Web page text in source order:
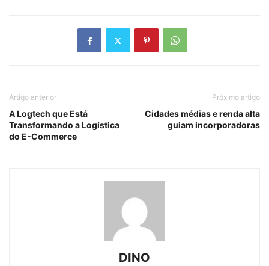
Artigo anterior
A Logtech que Está
Transformando a Logística
do E-Commerce
Próximo artigo
Cidades médias e renda alta
guiam incorporadoras
DINO